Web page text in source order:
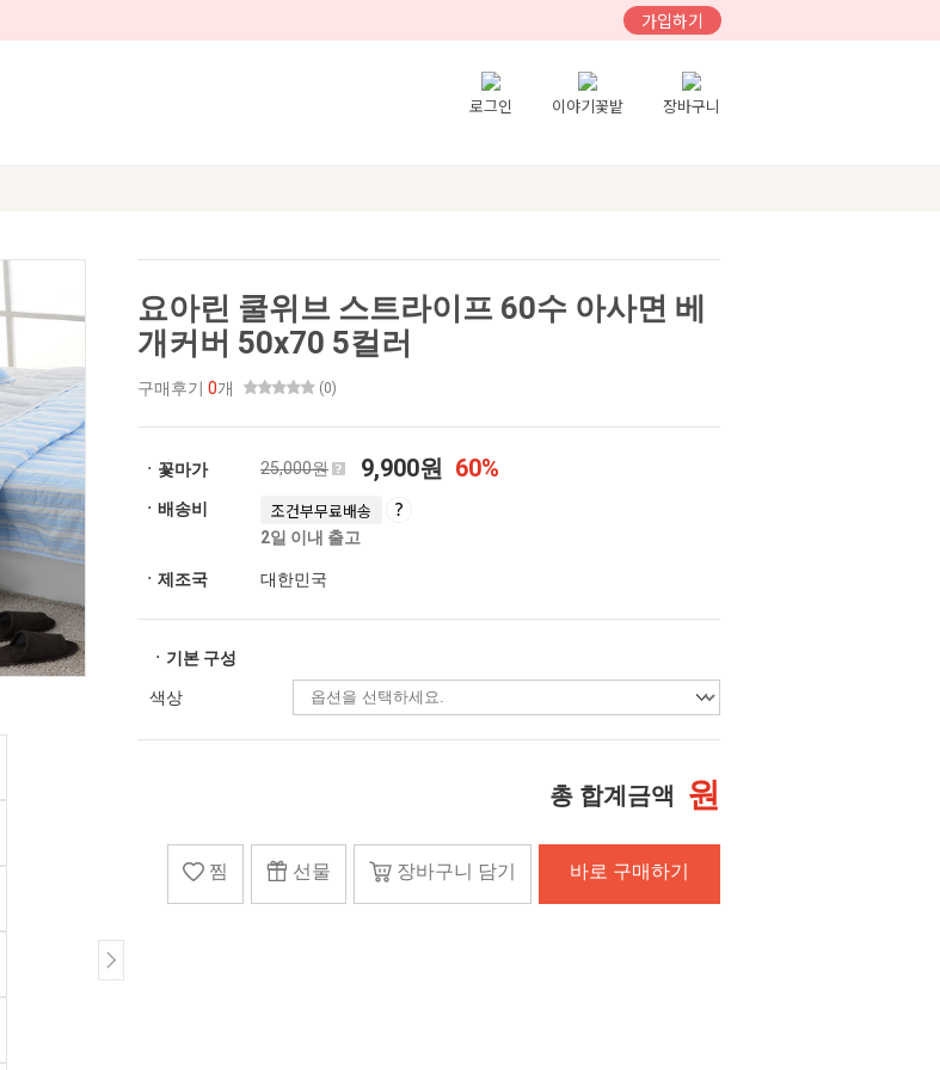
가입하기
로그인 이야기꽃밭 장바구니
요아린 쿨위브 스트라이프 60수 아사면 베
개커버 50x70 5컬러
구매후기 0개 (0)
ㆍ꽃마가 25,000원 9,900원 60%
ㆍ배송비 조건부무료배송
2일 이내 출고
ㆍ제조국 대한민국
ㆍ기본 구성
색상
총 합계금액 원
찜 선물 장바구니 담기 바로 구매하기